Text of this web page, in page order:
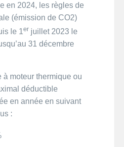
en 2024, les règles de
(émission de CO2)
le 1er juillet 2023 le
31 décembre
à moteur thermique ou
déductible
en année en suivant
: